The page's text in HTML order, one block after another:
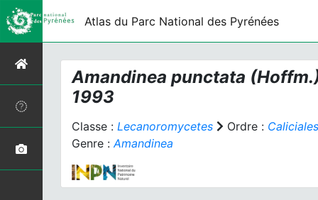
Atlas du Parc National des Pyrénées
Amandinea punctata
1993
Classe : Lecanoromycetes Ordre : Caliciales
Genre :Amandinea